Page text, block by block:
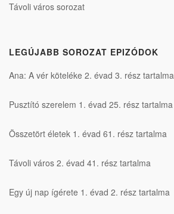
Távoli város sorozat
LEGÚJABB SOROZAT EPIZÓDOK
Ana: A vér köteléke 2. évad 3. rész tartalma
Pusztító szerelem 1. évad 25. rész tartalma
Összetört életek 1. évad 61. rész tartalma
Távoli város 2. évad 41. rész tartalma
Egy új nap ígérete 1. évad 2. rész tartalma